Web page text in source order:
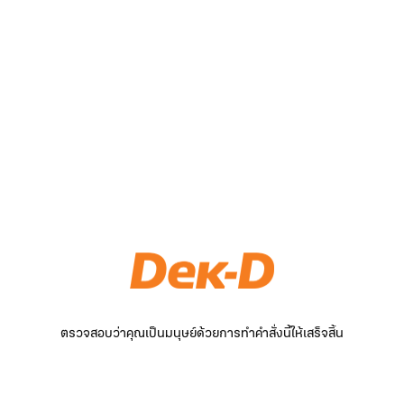
ตรวจสอบว่าคุณเป็นมนุษย์ด้วยการทำคำสั่งนี้ให้เสร็จสิ้น